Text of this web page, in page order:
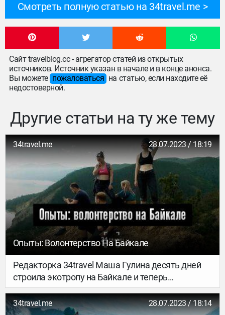
Смотреть полную статью на 34travel.me
Сайт travelblog.cc - агрегатор статей из открытых
источников. Источник указан в начале и в конце анонса.
Вы можете пожаловаться на статью, если находите её
недостоверной.
Другие статьи на ту же тему
34travel.me 28.07.2023 / 18:19
Опыты: Волонтерство На Байкале
Редакторка 34travel Маша Гулина десять дней
строила экотропу на Байкале и теперь
рассказывает о самом удивительном озере на
планете, походном быте и арт-фестивале в
34travel.me 28.07.2023 / 18:14